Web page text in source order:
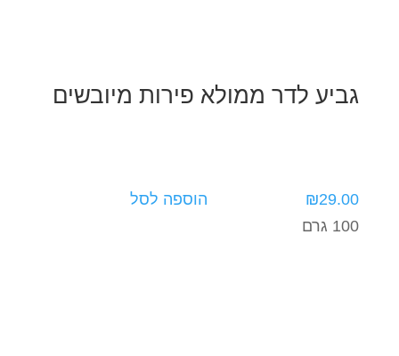
גביע לדר ממולא פירות מיובשים
₪29.00
הוספה לסל
100 גרם